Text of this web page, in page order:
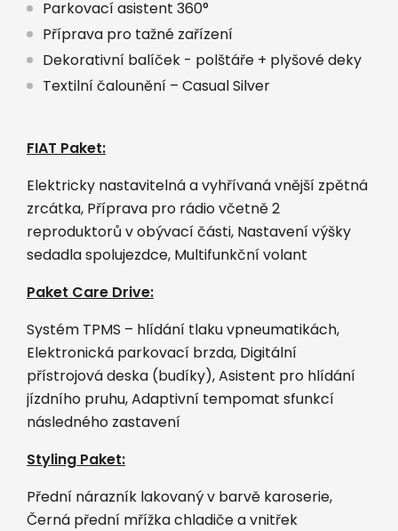
Parkovací asistent 360°
Příprava pro tažné zařízení
Dekorativní balíček - polštáře + plyšové deky
Textilní čalounění – Casual Silver
FIAT Paket:
Elektricky nastavitelná a vyhřívaná vnější zpětná
zrcátka, Příprava pro rádio včetně 2
reproduktorů v obývací části, Nastavení výšky
sedadla spolujezdce, Multifunkční volant
Paket Care Drive:
Systém TPMS – hlídání tlaku vpneumatikách,
Elektronická parkovací brzda, Digitální
přístrojová deska (budíky), Asistent pro hlídání
jízdního pruhu, Adaptivní tempomat sfunkcí
následného zastavení
Styling Paket:
Přední nárazník lakovaný v barvě karoserie,
Černá přední mřížka chladiče a vnitřek